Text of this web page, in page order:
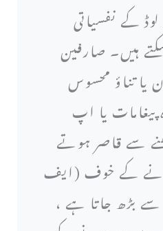
کے نفسیاتی
ہیں۔ صارفین
یا تناؤ محسوس
یا اپ
سے قاصر ہوتے
کے خوف (ایف
بڑھ جاتا ہے ،